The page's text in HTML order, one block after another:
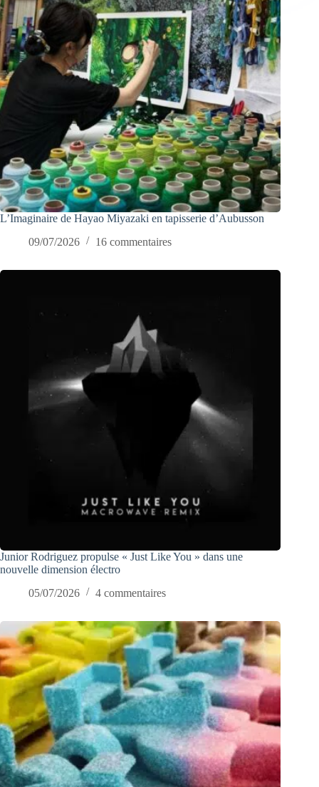
L’Imaginaire de Hayao Miyazaki en tapisserie d’Aubusson
09/07/2026
16 commentaires
Junior Rodriguez propulse « Just Like You » dans une
nouvelle dimension électro
05/07/2026
4 commentaires